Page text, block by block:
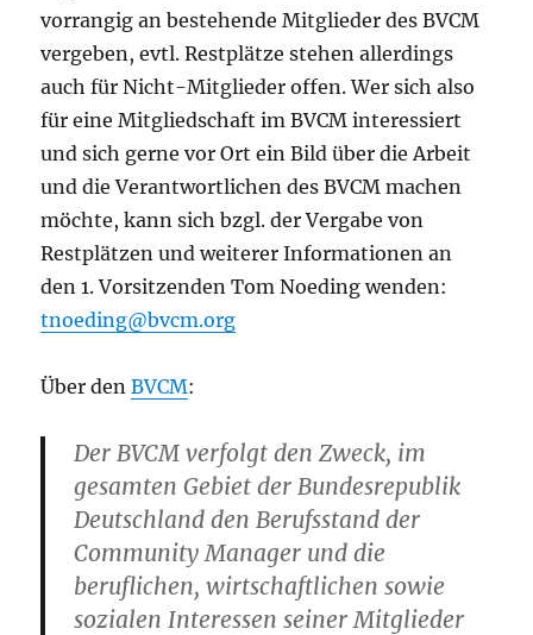
vorrangig an bestehende Mitglieder des BVCM
vergeben, evtl. Restplätze stehen allerdings
auch für Nicht-Mitglieder offen. Wer sich also
für eine Mitgliedschaft im BVCM interessiert
und sich gerne vor Ort ein Bild über die Arbeit
und die Verantwortlichen des BVCM machen
möchte, kann sich bzgl. der Vergabe von
Restplätzen und weiterer Informationen an
den 1. Vorsitzenden Tom Noeding wenden:
tnoeding@bvcm.org
Über denBVCM:
Der BVCM verfolgt den Zweck, im
gesamten Gebiet der Bundesrepublik
Deutschland den Berufsstand der
Community Manager und die
beruflichen, wirtschaftlichen sowie
sozialen Interessen seiner Mitglieder